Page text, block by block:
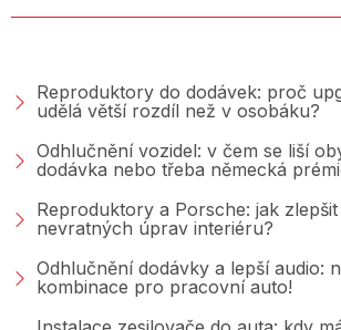
Reproduktory do dodávek: proč
udělá větší rozdíl než v osobáku?
Odhlučnění vozidel: v čem se liší
dodávka nebo třeba německá
Reproduktory a Porsche: jak
nevratných úprav interiéru?
Odhlučnění dodávky a lepší audio:
kombinace pro pracovní auto!